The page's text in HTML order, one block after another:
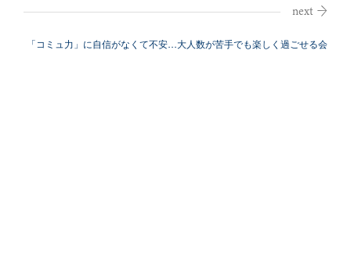
「コミュ力」に自信がなくて不安…大人数が苦手でも楽しく過ごせる会